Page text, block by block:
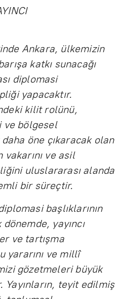
Ankara, ülkemizin
katkı sunacağı
diplomasi
yapacaktır.
kilit rolünü,
ve bölgesel
daha öne çıkaracak olan
ve asil
uluslararası alanda
bir süreçtir.
başlıklarının
yayıncı
ve tartışma
yararını ve millî
gözetmeleri büyük
teyit edilmiş